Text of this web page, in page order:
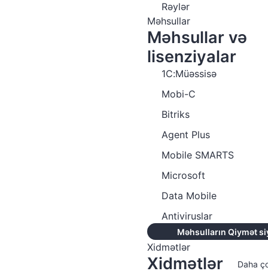
Rəylər
Məhsullar
Məhsullar və
lisenziyalar
1C:Müəssisə
Mobi-C
Bitriks
Agent Plus
Mobile SMARTS
Microsoft
Data Mobile
Antiviruslar
Məhsulların Qiymət
Xidmətlər
Xidmətlər Daha